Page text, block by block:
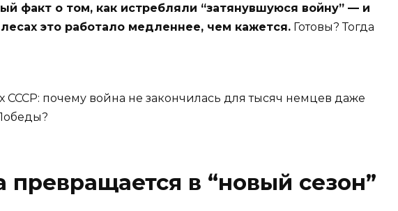
факт о том, как истребляли “затянувшуюся войну” — и
это работало медленнее, чем кажется. Готовы? Тогда
превращается в “новый сезон”